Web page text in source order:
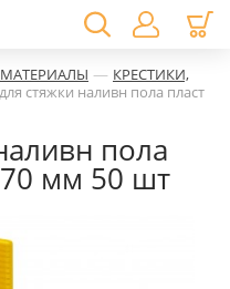
— КРЕСТИКИ,
стяжки наливн пола пласт
пола
мм 50 шт